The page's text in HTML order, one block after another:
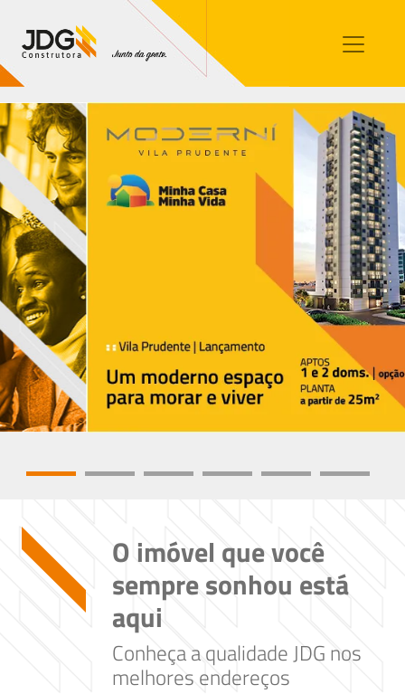
Contato
Sobre nós
Blog
O imóvel que você
sempre sonhou está
aqui
Conheça a qualidade JDG nos
melhores endereços